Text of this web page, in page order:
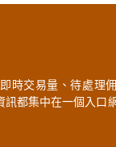
時交易量、待處理
都集中在一個入口